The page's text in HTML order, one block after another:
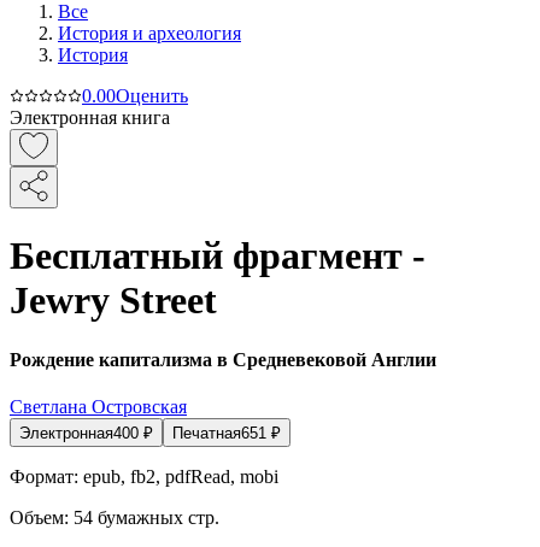
Все
История и археология
История
0.00Оценить
Электронная книга
Бесплатный фрагмент -
Jewry Street
Рождение капитализма в Средневековой Англии
Светлана Островская
Электронная400 ₽ Печатная651 ₽
Формат: epub, fb2, pdfRead, mobi
Объем: 54 бумажных стр.